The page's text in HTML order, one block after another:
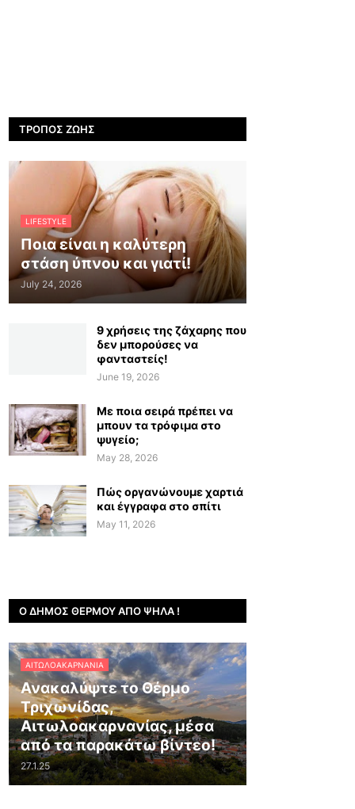
ΤΡΌΠΟΣ ΖΩΉΣ
LIFESTYLE
Ποια είναι η καλύτερη
στάση ύπνου και γιατί!
July 24, 2026
9 χρήσεις της ζάχαρης που
δεν μπορούσες να
φανταστείς!
June 19, 2026
Με ποια σειρά πρέπει να
μπουν τα τρόφιμα στο
ψυγείο;
May 28, 2026
Πώς οργανώνουμε χαρτιά
και έγγραφα στο σπίτι
May 11, 2026
Ο ΔΉΜΟΣ ΘΈΡΜΟΥ ΑΠΌ ΨΗΛΆ !
ΑΙΤΩΛΟΑΚΑΡΝΑΝΊΑ
Ανακαλύψτε το Θέρμο
Τριχωνίδας,
Αιτωλοακαρνανίας, μέσα
από τα παρακάτω βίντεο!
27.1.25